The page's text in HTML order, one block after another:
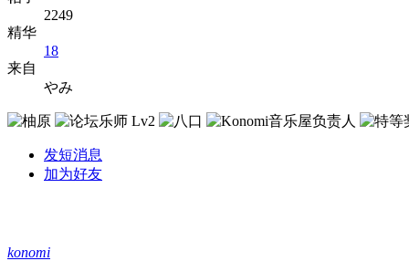
2249
精华
18
来自
やみ
发短消息
加为好友
konomi